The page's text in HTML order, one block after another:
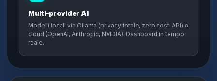
Multi-provider AI
Modelli locali via Ollama (privacy totale, zero costi API) o
cloud (OpenAI, Anthropic, NVIDIA). Dashboard in tempo
reale.